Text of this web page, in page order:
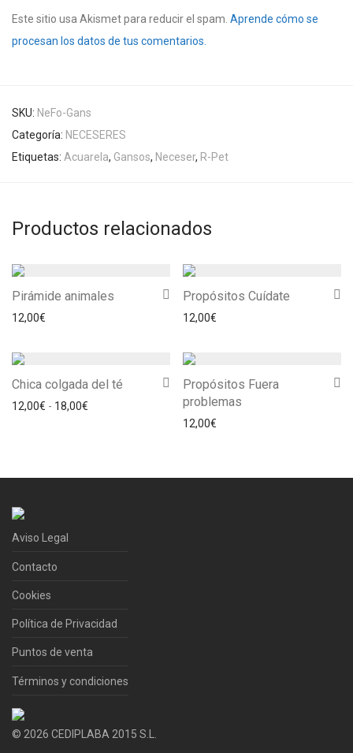
Este sitio usa Akismet para reducir el spam. Aprende cómo se
procesan los datos de tus comentarios.
SKU: NeFo-Gans
Categoría: NECESERES
Etiquetas: Acuarela, Gansos, Neceser, R-Pet
Productos relacionados
Pirámide animales
12,00€
Propósitos Cuídate
12,00€
Chica colgada del té
12,00€ - 18,00€ Rango de precios: desde 12,00€ hasta 18,00€
Propósitos Fuera
problemas
12,00€
Aviso Legal
Contacto
Cookies
Política de Privacidad
Puntos de venta
Términos y condiciones
© 2026 CEDIPLABA 2015 S.L.